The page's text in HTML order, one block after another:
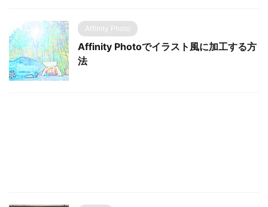
Affinity Photo
Affinity Photoでイラスト風に加工する方
法